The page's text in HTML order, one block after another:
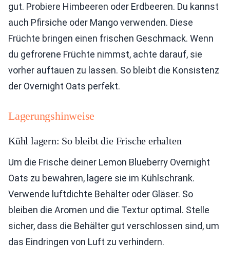
gut. Probiere Himbeeren oder Erdbeeren. Du kannst
auch Pfirsiche oder Mango verwenden. Diese
Früchte bringen einen frischen Geschmack. Wenn
du gefrorene Früchte nimmst, achte darauf, sie
vorher auftauen zu lassen. So bleibt die Konsistenz
der Overnight Oats perfekt.
Lagerungshinweise
Kühl lagern: So bleibt die Frische erhalten
Um die Frische deiner Lemon Blueberry Overnight
Oats zu bewahren, lagere sie im Kühlschrank.
Verwende luftdichte Behälter oder Gläser. So
bleiben die Aromen und die Textur optimal. Stelle
sicher, dass die Behälter gut verschlossen sind, um
das Eindringen von Luft zu verhindern.